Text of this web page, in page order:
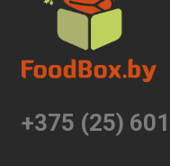
+375 (25)